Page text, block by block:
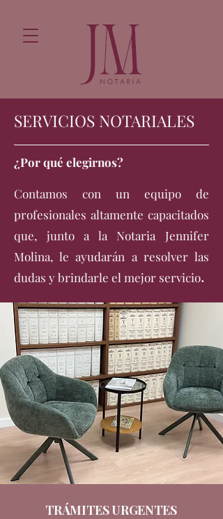
SERVICIOS NOTARIALES
¿Por qué elegirnos?
Contamos con un equipo de
profesionales altamente capacitados
que, junto a la Notaria Jennifer
Molina, le ayudarán a resolver las
dudas y brindarle el mejor servicio.
TRÁMITES URGENTES